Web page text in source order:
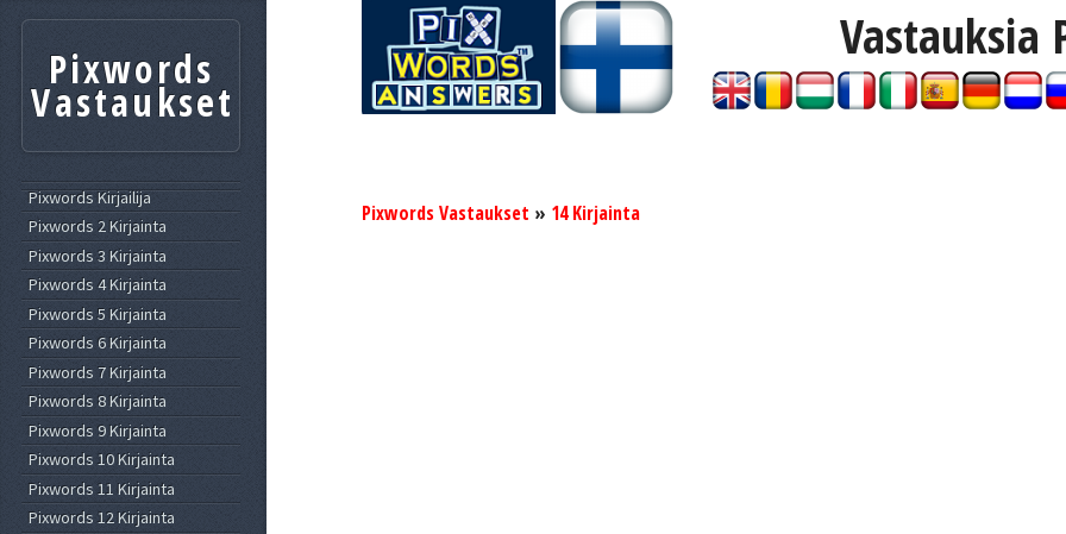
Vastauksia
Pixwords Vastaukset » 14 Kirjainta
Pixwords
Vastaukset
Pixwords Kirjailija
Pixwords 2 Kirjainta
Pixwords 3 Kirjainta
Pixwords 4 Kirjainta
Pixwords 5 Kirjainta
Pixwords 6 Kirjainta
Pixwords 7 Kirjainta
Pixwords 8 Kirjainta
Pixwords 9 Kirjainta
Pixwords 10 Kirjainta
Pixwords 11 Kirjainta
Pixwords 12 Kirjainta